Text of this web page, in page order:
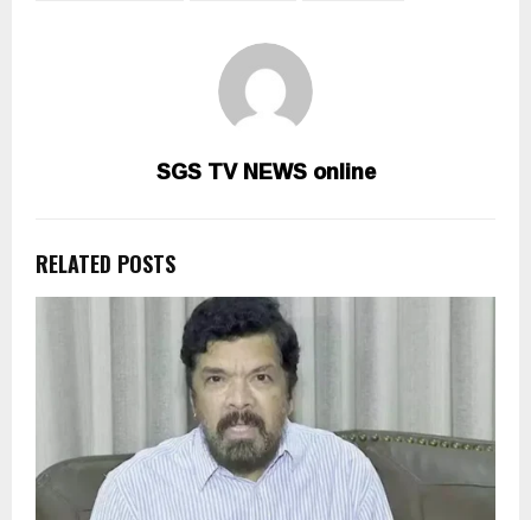
SGS TV NEWS online
RELATED POSTS